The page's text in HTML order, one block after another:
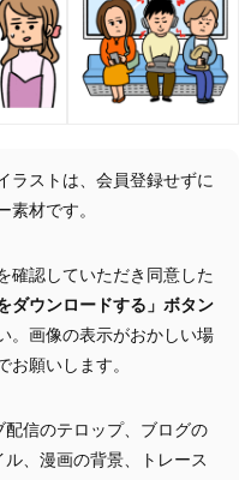
ラストは、会員登録せずに
素材です。
確認していただき同意した
ダウンロードする」ボタン
。画像の表示がおかしい場
お願いします。
配信のテロップ、ブログの
ル、漫画の背景、トレース